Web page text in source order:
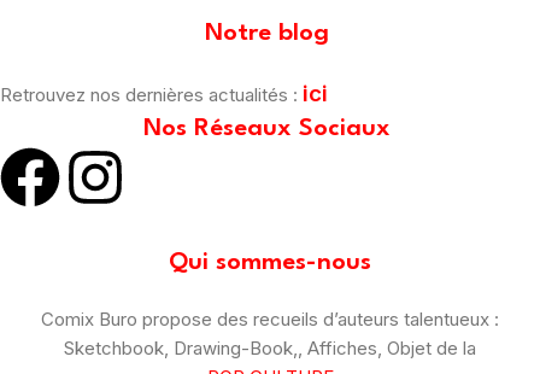
Notre blog
Retrouvez nos dernières actualités : ici
Nos Réseaux Sociaux
Qui sommes-nous
Comix Buro propose des recueils d’auteurs talentueux :
Sketchbook, Drawing-Book,, Affiches, Objet de la